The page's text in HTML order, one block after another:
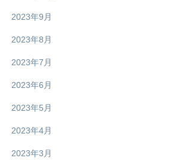
2023年9月
2023年8月
2023年7月
2023年6月
2023年5月
2023年4月
2023年3月